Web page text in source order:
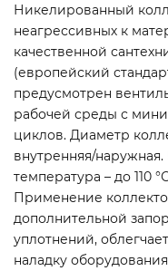
Никелированный
неагрессивных к
качественной
(европейский
предусмотрен
рабочей среды с
циклов. Диаметр
внутренняя/
температура – до 110
Применение
дополнительной
уплотнений,
наладку